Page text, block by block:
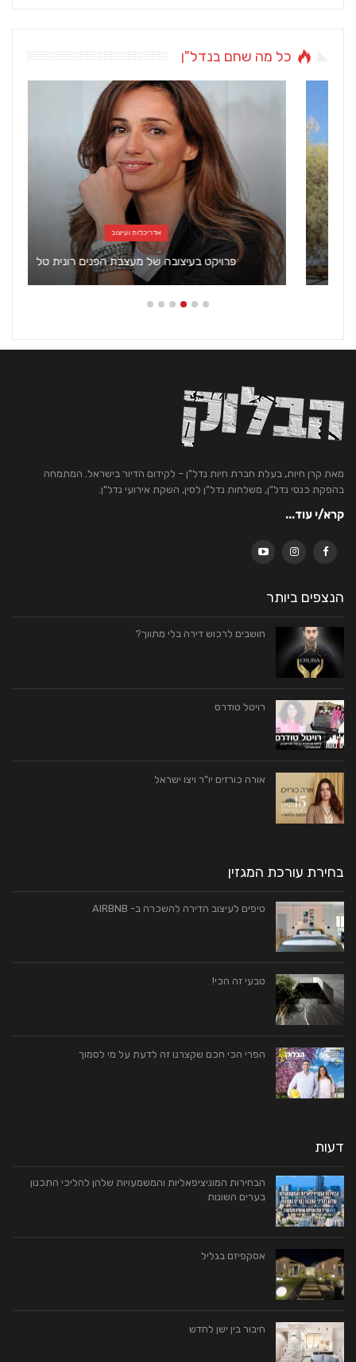
כל מה שחם בנדל"ן
אדריכלות ועיצוב
פרויקט בעיצובה של מעצבת הפנים רונית טל
מאת קרן חיות, בעלת חברת חיות נדל"ן – לקידום הדיור בישראל. המתמחה
בהפקת כנסי נדל"ן, משלחות נדל"ן לסין, השקת אירועי נדל"ן.
קרא/י עוד...
הנצפים ביותר
חושבים לרכוש דירה בלי מתווך?
רויטל טודרס
אורה כורזים יו"ר ויצו ישראל
בחירת עורכת המגזין
טיפים לעיצוב הדירה להשכרה ב- AIRBNB
טבעי זה הכי!
הפרי הכי חכם שקצרנו זה לדעת על מי לסמוך
דעות
הבחירות המוניציפאליות והמשמעויות שלהן להליכי התכנון
בערים השונות
אסקפיזם בגליל
חיבור בין ישן לחדש